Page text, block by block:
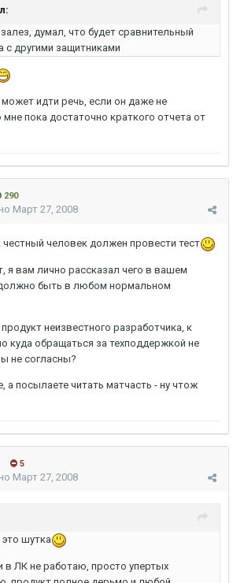
думал, что будет сравнительный
с другими защитниками
может идти речь, если он даже не
пока достаточно краткого отчета от
290
Март 27, 2008
честный человек должен провести тест
я вам лично рассказал чего в вашем
быть в любом нормальном
неизвестного разработчика, к
куда обращаться за техподдержкой не
не согласны?
а посылаете читать матчасть - ну чтож
5
Март 27, 2008
шутка
в ЛК не работаю, просто упертых